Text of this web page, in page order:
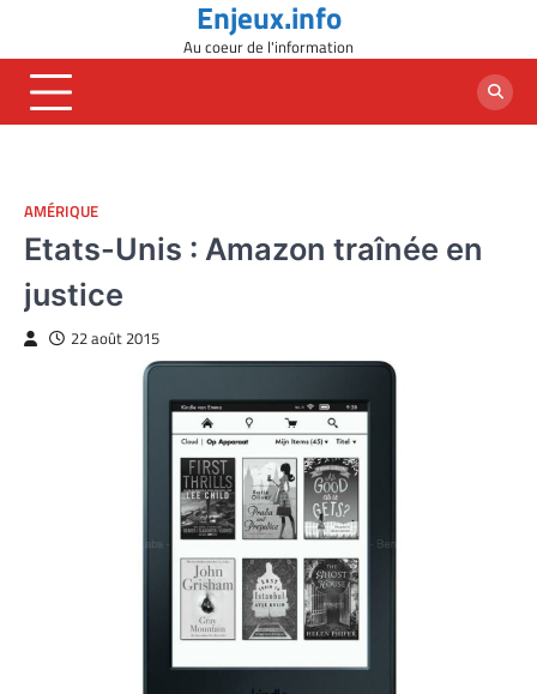
content
Enjeux.info
Au coeur de l'information
AMÉRIQUE
Etats-Unis : Amazon traînée en
justice
22 août 2015